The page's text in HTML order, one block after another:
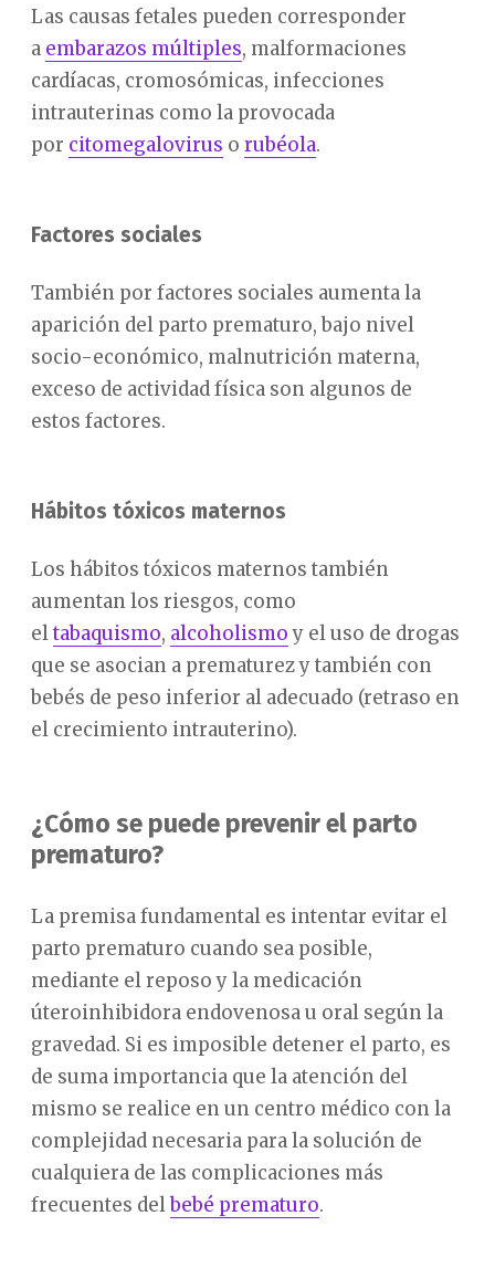
Las causas fetales pueden corresponder
a embarazos múltiples, malformaciones
cardíacas, cromosómicas, infecciones
intrauterinas como la provocada
por citomegalovirus o rubéola.
Factores sociales
También por factores sociales aumenta la
aparición del parto prematuro, bajo nivel
socio-económico, malnutrición materna,
exceso de actividad física son algunos de
estos factores.
Hábitos tóxicos maternos
Los hábitos tóxicos maternos también
aumentan los riesgos, como
eltabaquismo, alcoholismoy el uso de drogas
que se asocian a prematurez y también con
bebés de peso inferior al adecuado (retraso en
el crecimiento intrauterino).
¿Cómo se puede prevenir el parto
prematuro?
La premisa fundamental es intentar evitar el
parto prematuro cuando sea posible,
mediante el reposo y la medicación
úteroinhibidora endovenosa u oral según la
gravedad. Si es imposible detener el parto, es
de suma importancia que la atención del
mismo se realice en un centro médico con la
complejidad necesaria para la solución de
cualquiera de las complicaciones más
frecuentes delbebé prematuro.